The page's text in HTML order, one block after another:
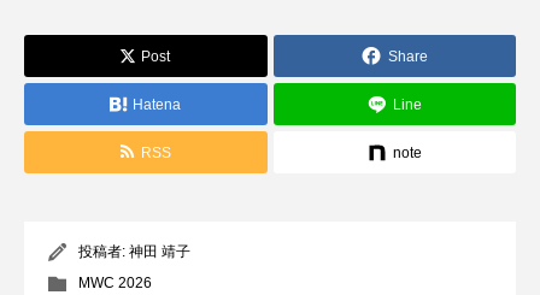
Post Share
Hatena Line
RSS note
投稿者: 神田 靖子
MWC 2026